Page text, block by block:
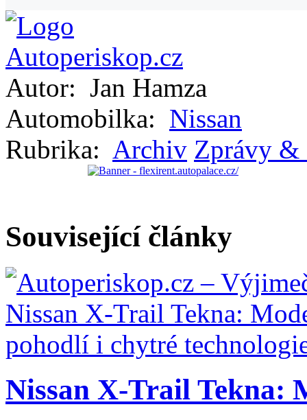
Autor: Jan Hamza
Automobilka: Nissan
Rubrika: Archiv Zprávy &
Související články
Nissan X-Trail Tekna: